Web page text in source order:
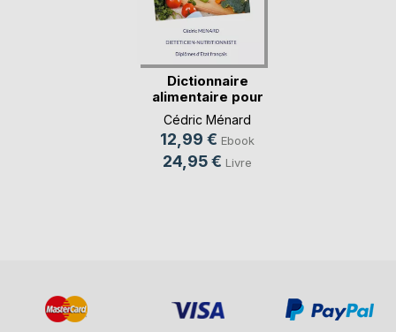
Dictionnaire
alimentaire pour
l'oe(...)
Cédric Ménard
12,99 € Ebook
24,95 € Livre